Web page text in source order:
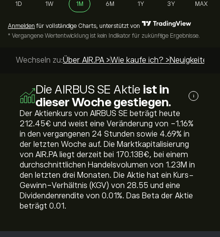
1D 1W 1M 6M 1Y 3Y MAX
Anmelden für vollständige Charts, unterstützt von
* Vergangene Wertentwicklung ist kein Indikator für zukünftige Ergebnisse.
Wechseln zu:Über AIR.PA >Wie kaufe ich? > Neuigkeiten >
Die AIRBUS SE Aktie ist in
dieser Woche gestiegen.
i
Der Aktienkurs von AIRBUS SE beträgt heute
212.45‎€‎ und weist eine Veränderung von ‎-1.16‎%
in den vergangenen 24 Stunden sowie ‎4.69‎% in
der letzten Woche auf. Die Marktkapitalisierung
von AIR.PA liegt derzeit bei 170.13B‎€‎, bei einem
durchschnittlichen Handelsvolumen von 1.23M in
den letzten drei Monaten. Die Aktie hat ein Kurs-
Gewinn-Verhältnis (KGV) von 28.55 und eine
Dividendenrendite von 0.01%. Das Beta der Aktie
beträgt 0.01.